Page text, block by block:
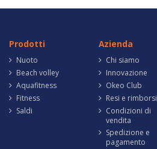
Prodotti
Nuoto
Beach volley
Aquafitness
Fitness
Saldi
Azienda
Chi siamo
Innovazione
Okeo Club
Resi e rimborsi
Condizioni di
vendita
Spedizione e
pagamento